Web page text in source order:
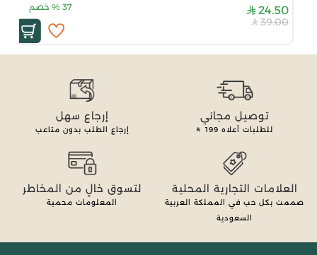
24.50
37
% خصم
39.00
توصيل مجاني
للطلبات أعلاه 199
إرجاع سهل
إرجاع الطلب بدون متاعب
العلامات التجارية المحلية
صممت بكل حب في المملكة العربية
السعودية
لتسوق خالٍ من المخاطر
المعلومات محمية